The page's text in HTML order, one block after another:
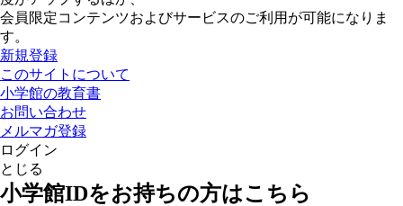
会員限定コンテンツおよびサービスのご利用が可能になりま
す。
新規登録
このサイトについて
小学館の教育書
お問い合わせ
メルマガ登録
ログイン
とじる
小学館IDをお持ちの方はこちら